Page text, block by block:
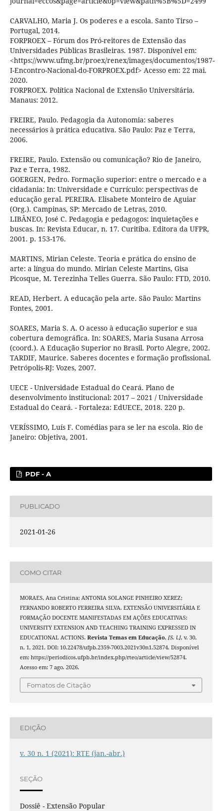
CARVALHO, Maria J. Os poderes e a escola. Santo Tirso –
Portugal, 2014.
FORPROEX – Fórum dos Pró-reitores de Extensão das
Universidades Públicas Brasileiras. 1987. Disponível em:
<https://www.ufmg.br/proex/renex/images/documentos/1987-
I-Encontro-Nacional-do-FORPROEX.pdf> Acesso em: 22 mai.
2020.
FORPROEX. Política Nacional de Extensão Universitária.
Manaus: 2012.
FREIRE, Paulo. Pedagogia da Autonomia: saberes
necessários à prática educativa. São Paulo: Paz e Terra,
2006.
FREIRE, Paulo. Extensão ou comunicação? Rio de Janeiro,
Paz e Terra, 1982.
GOERGEN, Pedro. Formação superior: entre o mercado e a
cidadania: In: Universidade e Currículo: perspectivas de
educação geral. PEREIRA. Elisabete Monteiro de Aguiar
(Org.). Campinas, SP: Mercado de Letras, 2010.
LIBÂNEO, José C. Pedagogia e pedagogos: inquietações e
buscas. In: Revista Educar, n. 17. Curitiba. Editora da UFPR,
2001. p. 153-176.
MARTINS, Mirian Celeste. Teoria e prática do ensino de
arte: a língua do mundo. Mirian Celeste Martins, Gisa
Picosque, M. Terezinha Telles Guerra. São Paulo: FTD, 2010.
READ, Herbert. A educação pela arte. São Paulo: Martins
Fontes, 2001.
SOARES, Maria S. A. O acesso à educação superior e sua
cobertura demográfica. In: SOARES, Maria Susana Arrosa
(coord.). A Educação Superior no Brasil. Porto Alegre, 2002.
TARDIF, Maurice. Saberes docentes e formação profissional.
Petrópolis-RJ: Vozes, 2007.
UECE - Universidade Estadual do Ceará. Plano de
desenvolvimento institucional: 2017 – 2021 / Universidade
Estadual do Ceará. - Fortaleza: EdUECE, 2018. 220 p.
VERÍSSIMO, Luís F. Comédias para se ler na escola. Rio de
Janeiro: Objetiva, 2001.
PDF - A
PUBLICADO
2021-01-26
COMO CITAR
MORAES, Ana Cristina; ANTONIA SOLANGE PINHEIRO XEREZ;
FERNANDO ROBERTO FERREIRA SILVA. EXTENSÃO UNIVERSITÁRIA E
FORMAÇÃO DOCENTE MANIFESTADAS EM AÇÕES EDUCATIVAS:
UNIVERSITY EXTENSION AND TEACHING TRAINING EXPRESSED IN
EDUCATIONAL ACTIONS. Revista Temas em Educação, [S. l.], v. 30,
n. 1, 2021. DOI: 10.22478/ufpb.2359-7003.2021v30n1.52874. Disponível
em: https://periodicos.ufpb.br/index.php/rteo/article/view/52874.
Acesso em: 7 ago. 2026.
Fomatos de Citação
EDIÇÃO
v. 30 n. 1 (2021): RTE (jan.-abr.)
SEÇÃO
Dossiê - Extensão Popular